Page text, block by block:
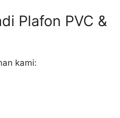
Plafon PVC &
kami: